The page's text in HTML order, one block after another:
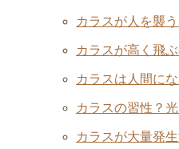
カラスが人を襲
カラスが高く飛
カラスは人間に
カラスの習性？
カラスが大量発